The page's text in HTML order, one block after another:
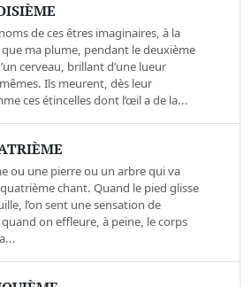
de ces êtres imaginaires, à la
que ma plume, pendant le deuxième
cerveau, brillant d’une lueur
Ils meurent, dès leur
ces étincelles dont l’œil a de la...
ou une pierre ou un arbre qui va
chant. Quand le pied glisse
l’on sent une sensation de
on effleure, à peine, le corps